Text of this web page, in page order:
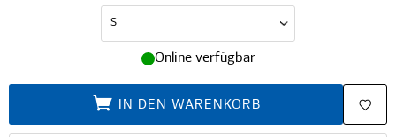
Online verfügbar
IN DEN WARENKORB